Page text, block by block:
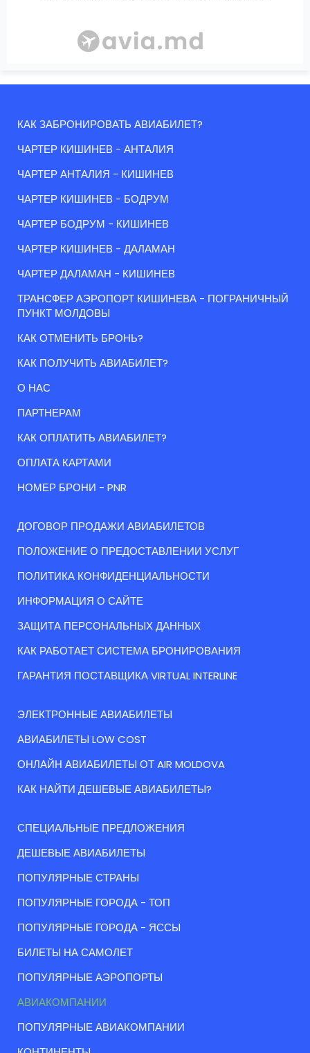
КАК ЗАБРОНИРОВАТЬ АВИАБИЛЕТ?
ЧАРТЕР КИШИНЕВ - АНТАЛИЯ
ЧАРТЕР АНТАЛИЯ - КИШИНЕВ
ЧАРТЕР КИШИНЕВ - БОДРУМ
ЧАРТЕР БОДРУМ - КИШИНЕВ
ЧАРТЕР КИШИНЕВ - ДАЛАМАН
ЧАРТЕР ДАЛАМАН - КИШИНЕВ
ТРАНСФЕР АЭРОПОРТ КИШИНЕВА - ПОГРАНИЧНЫЙ
ПУНКТ МОЛДОВЫ
КАК ОТМЕНИТЬ БРОНЬ?
КАК ПОЛУЧИТЬ АВИАБИЛЕТ?
О НАС
ПАРТНЕРАМ
КАК ОПЛАТИТЬ АВИАБИЛЕТ?
ОПЛАТА КАРТАМИ
НОМЕР БРОНИ - PNR
ДОГОВОР ПРОДАЖИ АВИАБИЛЕТОВ
ПОЛОЖЕНИЕ О ПРЕДОСТАВЛЕНИИ УСЛУГ
ПОЛИТИКА КОНФИДЕНЦИАЛЬНОСТИ
ИНФОРМАЦИЯ О САЙТЕ
ЗАЩИТА ПЕРСОНАЛЬНЫХ ДАННЫХ
КАК РАБОТАЕТ СИСТЕМА БРОНИРОВАНИЯ
ГАРАНТИЯ ПОСТАВЩИКА VIRTUAL INTERLINE
ЭЛЕКТРОННЫЕ АВИАБИЛЕТЫ
АВИАБИЛЕТЫ LOW COST
ОНЛАЙН АВИАБИЛЕТЫ ОТ AIR MOLDOVA
КАК НАЙТИ ДЕШЕВЫЕ АВИАБИЛЕТЫ?
СПЕЦИАЛЬНЫЕ ПРЕДЛОЖЕНИЯ
ДЕШЕВЫЕ АВИАБИЛЕТЫ
ПОПУЛЯРНЫЕ СТРАНЫ
ПОПУЛЯРНЫЕ ГОРОДА - ТОП
ПОПУЛЯРНЫЕ ГОРОДА - ЯССЫ
БИЛЕТЫ НА САМОЛЕТ
ПОПУЛЯРНЫЕ АЭРОПОРТЫ
АВИАКОМПАНИИ
ПОПУЛЯРНЫЕ АВИАКОМПАНИИ